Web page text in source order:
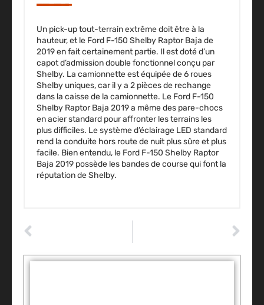
Un pick-up tout-terrain extrême doit être à la
hauteur, et le Ford F-150 Shelby Raptor Baja de
2019 en fait certainement partie. Il est doté d’un
capot d’admission double fonctionnel conçu par
Shelby. La camionnette est équipée de 6 roues
Shelby uniques, car il y a 2 pièces de rechange
dans la caisse de la camionnette. Le Ford F-150
Shelby Raptor Baja 2019 a même des pare-chocs
en acier standard pour affronter les terrains les
plus difficiles. Le système d’éclairage LED standard
rend la conduite hors route de nuit plus sûre et plus
facile. Bien entendu, le Ford F-150 Shelby Raptor
Baja 2019 possède les bandes de course qui font la
réputation de Shelby.